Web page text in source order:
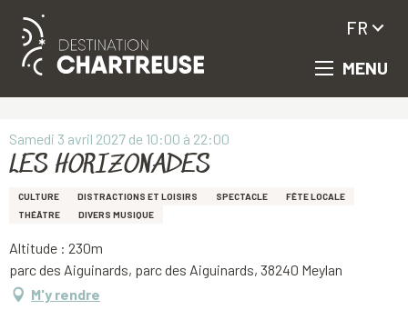
Aller
principal
MENU
FR
Samedi 3 avril 2027 de 10:00 à 22:00
LES HORIZONADES
CULTURE DISTRACTIONS ET LOISIRS SPECTACLE
FÊTE LOCALE
THÉÂTRE
DIVERS MUSIQUE
Altitude : 230m
parc des Aiguinards, parc des Aiguinards, 38240 Meylan
M'y rendre